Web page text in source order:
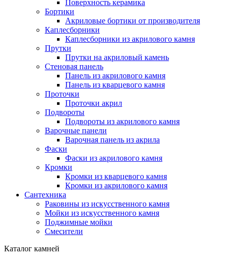
Поверхность керамика
Бортики
Акриловые бортики от производителя
Каплесборники
Каплесборники из акрилового камня
Прутки
Прутки на акриловый камень
Стеновая панель
Панель из акрилового камня
Панель из кварцевого камня
Проточки
Проточки акрил
Подвороты
Подвороты из акрилового камня
Варочные панели
Варочная панель из акрила
Фаски
Фаски из акрилового камня
Кромки
Кромки из кварцевого камня
Кромки из акрилового камня
Сантехника
Раковины из искусственного камня
Мойки из искусственного камня
Поджимные мойки
Смесители
Каталог камней